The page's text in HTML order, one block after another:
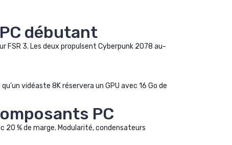
débutant
FSR 3. Les deux propulsent Cyberpunk 2078 au-
vidéaste 8K réservera un GPU avec 16 Go de
PC
20 % de marge. Modularité, condensateurs